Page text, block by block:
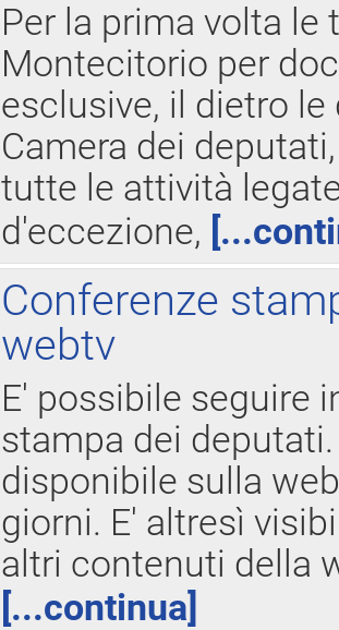
Per la prima volta le
Montecitorio per
esclusive, il dietro
Camera dei
tutte le attività
d'eccezione,
Conferenze
webtv
E' possibile seguire
stampa dei
disponibile sulla
giorni. E' altresì
altri contenuti della
[...continua]